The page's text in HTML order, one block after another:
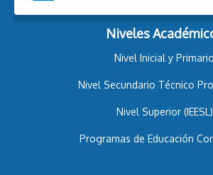
Niveles
Nivel Inicial y Primario
Nivel Secundario Técnico
Nivel Superior (IEESL)
Programas de Educación